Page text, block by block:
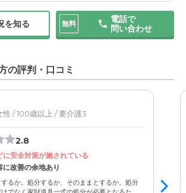
ができます。
で訪問者名簿に記帳するなど、誰が出入
理はしっかり行われているので、セキュ
遠いのですが、電話で職員の方に「今度
ることを伝えてほしい」とお願いすると、
メモで伝えてくださいました。
ニケーションにも親切かつ柔軟に対応して
ても助かっています。
晴らしい施設になるのではないかと感じ
を知る 無料
電話で
問い合わせ
の評判・口コミ
性 / 100歳以上 / 要介護3
2.8
に安全対策が施されている
に改善の余地あり
るか。処分するか、そのままとするか。処分